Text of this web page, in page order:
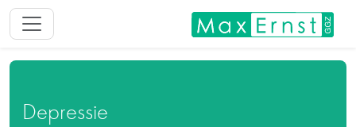
Depressie